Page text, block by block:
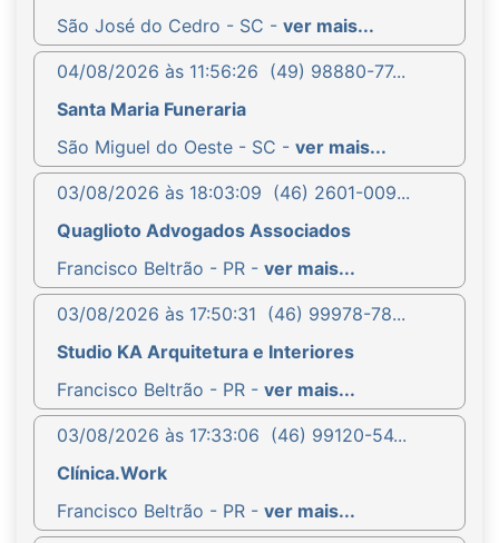
São José do Cedro - SC - ver mais...
04/08/2026 às 11:56:26 (49) 98880-77...
Santa Maria Funeraria
São Miguel do Oeste - SC - ver mais...
03/08/2026 às 18:03:09 (46) 2601-009...
Quaglioto Advogados Associados
Francisco Beltrão - PR - ver mais...
03/08/2026 às 17:50:31 (46) 99978-78...
Studio KA Arquitetura e Interiores
Francisco Beltrão - PR - ver mais...
03/08/2026 às 17:33:06 (46) 99120-54...
Clínica.Work
Francisco Beltrão - PR - ver mais...